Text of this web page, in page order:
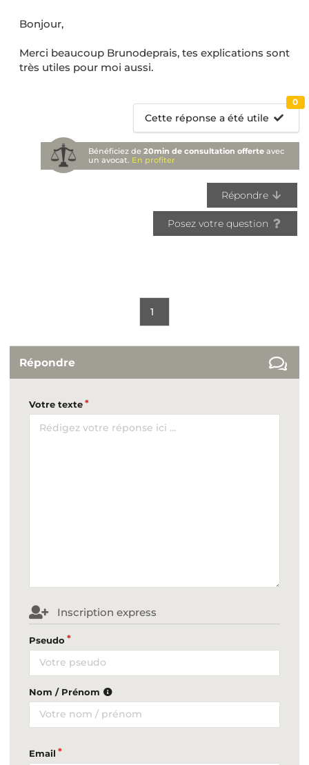
Bonjour,
Merci beaucoup Brunodeprais, tes explications sont
très utiles pour moi aussi.
Cette réponse a été utile
0
Bénéficiez de20min de consultation offerte avec
un avocat. En profiter
Répondre
Posez votre question
1
Répondre
Votre texte
Inscription express
Pseudo
Nom / Prénom
Email